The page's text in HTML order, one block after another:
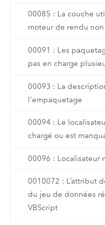
00085 : La couche
moteur de rendu
00091 : Les
pas en charge
00093 : La
l'empaquetage
00094 : Le
chargé ou est
00096 : Localisateur
0010072 : L’attribut
du jeu de données
VBScript